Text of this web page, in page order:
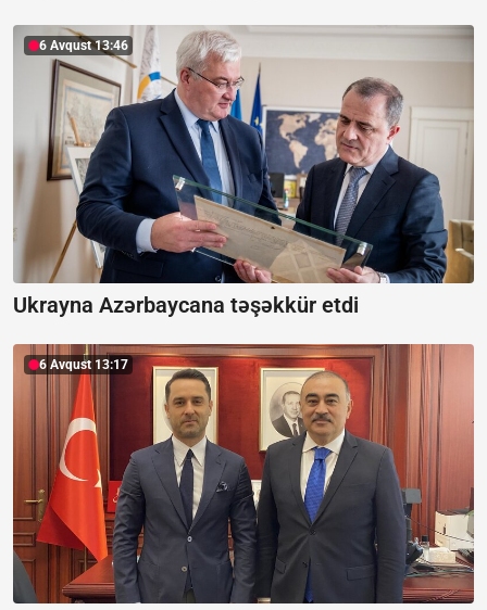
6 Avqust 13:46
Ukrayna Azərbaycana təşəkkür etdi
6 Avqust 13:17